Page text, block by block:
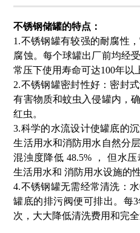
不锈钢储罐的特点：
1.不锈钢罐有较强的耐腐性
腐蚀。每个球罐出厂前均经
常压下使用寿命可达100年以
2.不锈钢罐密封性好：密封
有害物质和蚊虫入侵罐内，
红虫。
3.科学的水流设计使罐底的
生活用水和消防用水自然分
混浊度降低 48.5% ， 但水
生活用水和 消防用水设施的性
4.不锈钢罐无需经常清洗：
罐底的排污阀便可排出。每
次，大大降低清洗费用和完